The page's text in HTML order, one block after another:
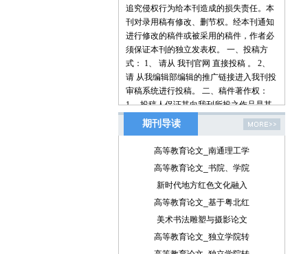
追究侵权行为给本刊造成的损失责任。本
刊对录用稿有修改、删节权。经本刊通知
进行修改的稿件或被采用的稿件，作者必
须保证本刊的独立发表权。 一、投稿方
式： 1、 请从 我刊官网 直接投稿 。 2、
请 从我编辑部编辑的推广链接进入我刊投
审稿系统进行投稿。 二、稿件著作权：
1、 投稿人保证其向我刊所投之作品是其
本人或与他人合作创作之成果，或对所投
作品拥有合法的著作权，无第三人对其作
品提出可成立之权利主张。 2、 投稿人保
发表。 3、 投稿人保证其作品不含有违反
宪法、法律及损害社会公共利益之内容。
4、 投稿人向我刊所投之作品不得同时向
第三方投送，即不允许一稿多投。 5、 投
包括但不限于：通过网络向公众传播、复
期刊导读
高等教育论文_南通理工学
高等教育论文_书院、学院
新时代地方红色文化融入
高等教育论文_基于粤北红
美术书法雕塑与摄影论文
高等教育论文_独立学院转